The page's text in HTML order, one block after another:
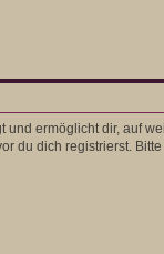
ermöglicht dir, auf
dich registrierst.